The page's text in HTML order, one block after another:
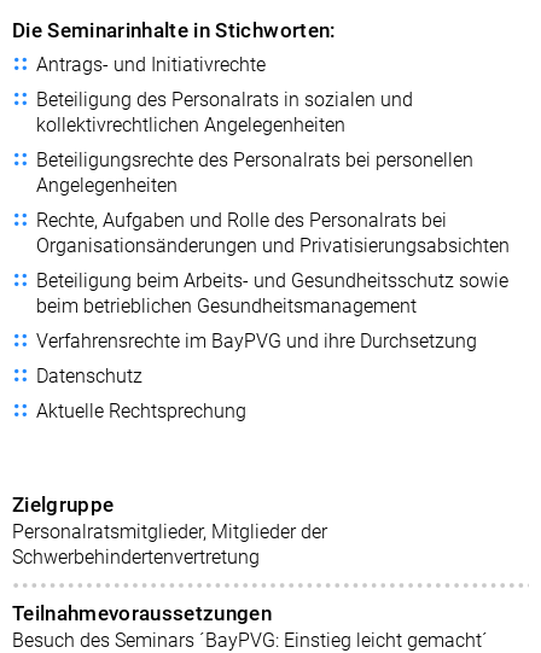
Die Seminarinhalte in Stichworten:
Antrags- und Initiativrechte
Beteiligung des Personalrats in sozialen und
kollektivrechtlichen Angelegenheiten
Beteiligungsrechte des Personalrats bei personellen
Angelegenheiten
Rechte, Aufgaben und Rolle des Personalrats bei
Organisationsänderungen und Privatisierungsabsichten
Beteiligung beim Arbeits- und Gesundheitsschutz sowie
beim betrieblichen Gesundheitsmanagement
Verfahrensrechte im BayPVG und ihre Durchsetzung
Datenschutz
Aktuelle Rechtsprechung
Zielgruppe
Personalratsmitglieder, Mitglieder der
Schwerbehindertenvertretung
Teilnahmevoraussetzungen
Besuch des Seminars ´BayPVG: Einstieg leicht gemacht´